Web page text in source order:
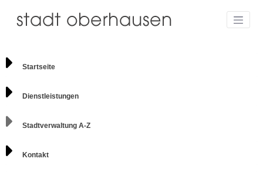
Startseite
Dienstleistungen
Stadtverwaltung A-Z
Kontakt